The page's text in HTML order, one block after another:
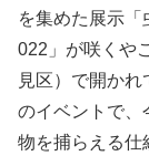
を集めた展示「
022」が咲くや
見区）で開かれ
のイベントで、
物を捕らえる仕